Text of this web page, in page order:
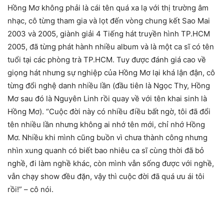
Hồng Mơ không phải là cái tên quá xa lạ với thị trường âm
nhạc, cô từng tham gia và lọt đến vòng chung kết Sao Mai
2003 và 2005, giành giải 4 Tiếng hát truyền hình TP.HCM
2005, đã từng phát hành nhiều album và là một ca sĩ có tên
tuổi tại các phòng trà TP.HCM. Tuy được đánh giá cao về
giọng hát nhưng sự nghiệp của Hồng Mơ lại khá lận đận, cô
từng đổi nghệ danh nhiều lần (đầu tiên là Ngọc Thy, Hồng
Mơ sau đó là Nguyên Linh rồi quay về với tên khai sinh là
Hồng Mơ). “Cuộc đời này có nhiều điều bất ngờ, tôi đã đổi
tên nhiều lần nhưng không ai nhớ tên mới, chỉ nhớ Hồng
Mơ. Nhiều khi mình cũng buồn vì chưa thành công nhưng
nhìn xung quanh có biết bao nhiêu ca sĩ cùng thời đã bỏ
nghề, đi làm nghề khác, còn mình vẫn sống được với nghề,
vẫn chạy show đều đặn, vậy thì cuộc đời đã quá ưu ái tôi
rồi!” – cô nói.